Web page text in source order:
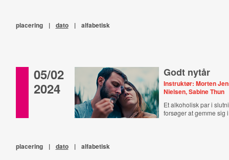
placering | dato | alfabetisk
05/02
2024
Godt nytår
Instruktør: Morten
Nielsen, Sabine Thun
Et alkoholisk par i
forsøger at gemme
placering | dato | alfabetisk